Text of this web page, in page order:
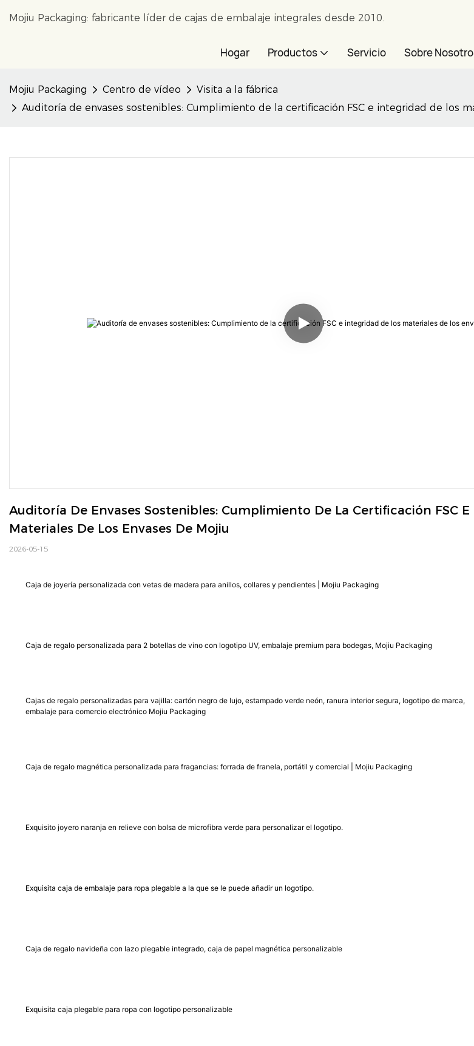
Mojiu Packaging: fabricante líder de cajas de embalaje integrales desde 2010.
Hogar Productos Servicio Sobre
Mojiu Packaging Centro de vídeo
Visita a la fábrica
Auditoría de envases sostenibles: Cumplimiento de la certificación FSC e integridad de los
Auditoría De Envases Sostenibles: Cumplimiento De La Certificación FSC
Materiales De Los Envases De Mojiu
2026-05-15
Caja de joyería personalizada con vetas de madera para anillos, collares y pendientes | Mojiu Packaging
Caja de regalo personalizada para 2 botellas de vino con logotipo UV, embalaje premium para bodegas, Mojiu Packaging
Cajas de regalo personalizadas para vajilla: cartón negro de lujo, estampado verde neón, ranura interior segura, logotipo de marca,
embalaje para comercio electrónico Mojiu Packaging
Caja de regalo magnética personalizada para fragancias: forrada de franela, portátil y comercial | Mojiu Packaging
Exquisito joyero naranja en relieve con bolsa de microfibra verde para personalizar el logotipo.
Exquisita caja de embalaje para ropa plegable a la que se le puede añadir un logotipo.
Caja de regalo navideña con lazo plegable integrado, caja de papel magnética personalizable
Exquisita caja plegable para ropa con logotipo personalizable